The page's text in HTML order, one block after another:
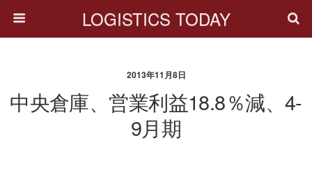
LOGISTICS TODAY
2013年11月8日
中央倉庫、営業利益18.8％減、4-
9月期